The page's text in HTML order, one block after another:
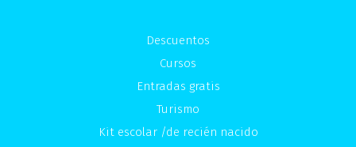
Descuentos
Cursos
Entradas gratis
Turismo
Kit escolar /de recién nacido